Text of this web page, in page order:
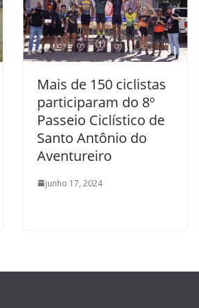
Mais de 150 ciclistas
participaram do 8º
Passeio Ciclístico de
Santo Antônio do
Aventureiro
junho 17, 2024